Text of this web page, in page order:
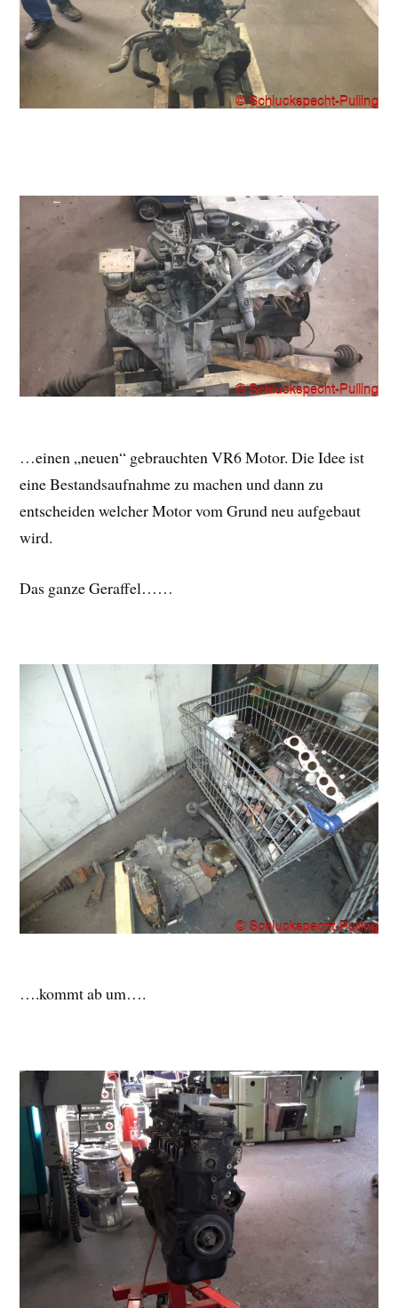
…einen „neuen“ gebrauchten VR6 Motor. Die Idee ist
eine Bestandsaufnahme zu machen und dann zu
entscheiden welcher Motor vom Grund neu aufgebaut
wird.
Das ganze Geraffel……
….kommt ab um….